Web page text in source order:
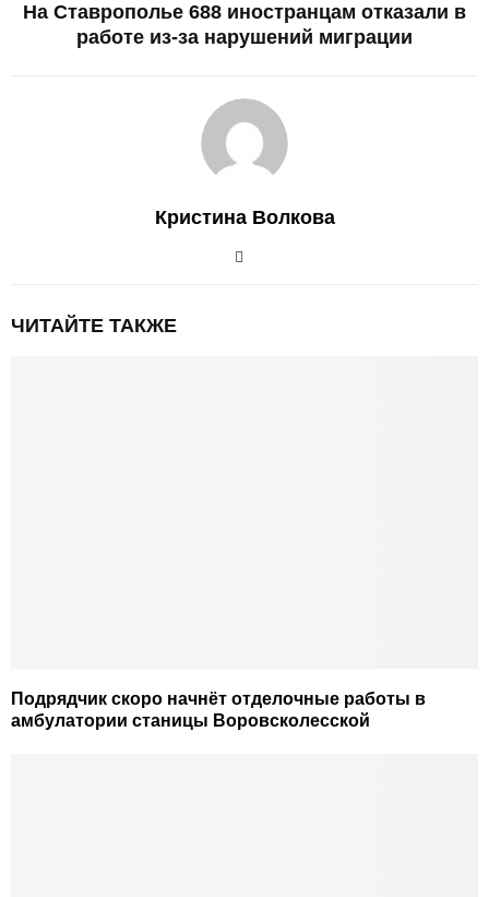
На Ставрополье 688 иностранцам отказали в
работе из-за нарушений миграции
Кристина Волкова
ЧИТАЙТЕ ТАКЖЕ
Подрядчик скоро начнёт отделочные работы в
амбулатории станицы Воровсколесской